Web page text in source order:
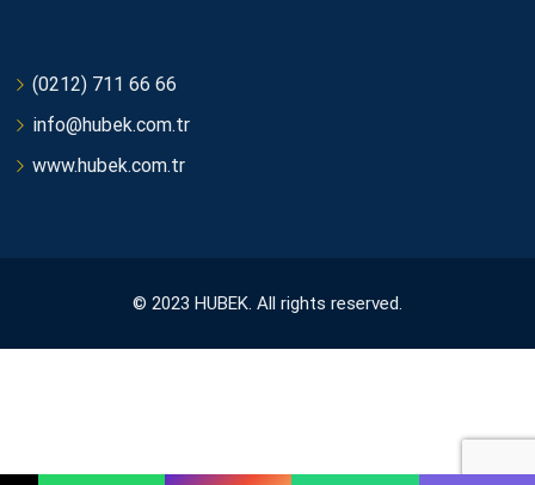
(0212) 711 66 66
info@hubek.com.tr
www.hubek.com.tr
© 2023 HUBEK. All rights reserved.